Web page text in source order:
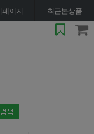
페이지 최근본상품